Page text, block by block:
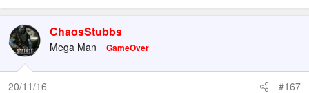
ChaosStubbs
Mega Man GameOver
20/11/16 #167